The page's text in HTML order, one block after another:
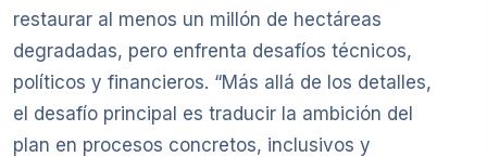
restaurar al menos un millón de hectáreas
degradadas, pero enfrenta desafíos técnicos,
políticos y financieros. “Más allá de los detalles,
el desafío principal es traducir la ambición del
plan en procesos concretos, inclusivos y